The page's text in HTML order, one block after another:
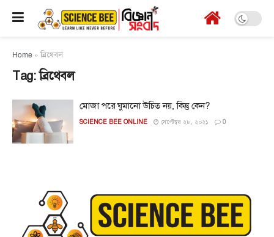
Home »ব্রিথেবল
Tag:ব্রিথেবল
মোজা পরে ঘুমানো উচিত নয়, কিন্তু কেন?
SCIENCE BEE ONLINE সেপ্টেম্বর ২৮, ২০২১ 0